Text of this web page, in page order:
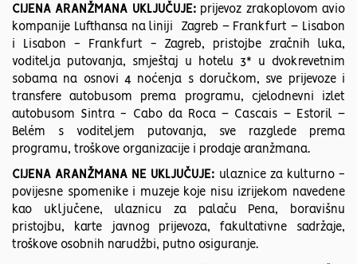
CIJENA ARANŽMANA UKLJUČUJE: prijevoz zrakoplovom avio
kompanije Lufthansa na liniji Zagreb – Frankfurt – Lisabon
i Lisabon - Frankfurt - Zagreb, pristojbe zračnih luka,
voditelja putovanja, smještaj u hotelu 3* u dvokrevetnim
sobama na osnovi 4 noćenja s doručkom, sve prijevoze i
transfere autobusom prema programu, cjelodnevni izlet
autobusom Sintra - Cabo da Roca – Cascais – Estoril –
Belém s voditeljem putovanja, sve razglede prema
programu, troškove organizacije i prodaje aranžmana.
CIJENA ARANŽMANA NE UKLJUČUJE: ulaznice za kulturno -
povijesne spomenike i muzeje koje nisu izrijekom navedene
kao uključene, ulaznicu za palaču Pena, boravišnu
pristojbu, karte javnog prijevoza, fakultativne sadržaje,
troškove osobnih narudžbi, putno osiguranje.